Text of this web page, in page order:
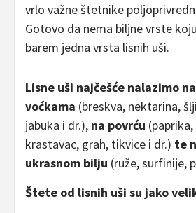
vrlo važne štetnike
Gotovo da nema biljne vrste
barem jedna vrsta lisnih uši.
Lisne uši najčešće nalazimo na
voćkama (breskva, nektarina,
jabuka i dr.), na povrću
krastavac, grah, tikvice i dr.) te
ukrasnom bilju (ruže, surfinije,
Štete od lisnih uši su jako